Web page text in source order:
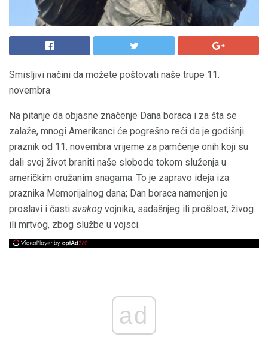
Smisljivi načini da možete poštovati naše trupe 11.
novembra
Na pitanje da objasne značenje Dana boraca i za šta se
zalaže, mnogi Amerikanci će pogrešno reći da je godišnji
praznik od 11. novembra vrijeme za pamćenje onih koji su
dali svoj život braniti naše slobode tokom služenja u
američkim oružanim snagama. To je zapravo ideja iza
praznika Memorijalnog dana; Dan boraca namenjen je
proslavi i časti svakog vojnika, sadašnjeg ili prošlost, živog
ili mrtvog, zbog službe u vojsci.
ad